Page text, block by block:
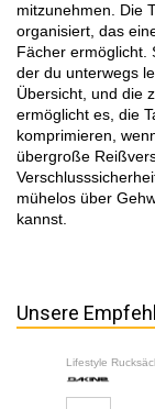
mitzunehmen. Die
organisiert, das
Fächer ermöglicht.
der du unterwegs
Übersicht, und die
ermöglicht es, die
komprimieren,
übergroße
mühelos über
kannst.
Unsere
Lifestyle